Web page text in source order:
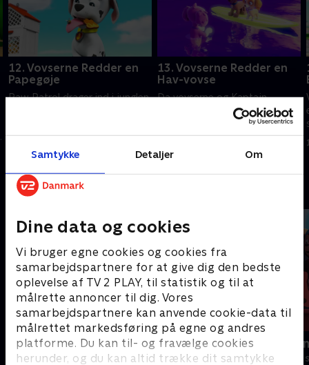
Samtykke Detaljer Om
Dine data og cookies
Vi bruger egne cookies og cookies fra
samarbejdspartnere for at give dig den bedste
oplevelse af TV 2 PLAY, til statistik og til at
målrette annoncer til dig. Vores
samarbejdspartnere kan anvende cookie-data til
målrettet markedsføring på egne og andres
platforme. Du kan til- og fravælge cookies
herunder, og du kan altid trække dit samtykke
12. Vovserne Redder en
Papegøje
Paw Patrol drager ind i junglen
papegøje, Mateo.
1. juli 2021 • 22 min
13. Vovserne Redder en
Hav-vovse
Da vovserne og Kaptajn
Pighvar camperer udenfor
under den magiske hav-måne,
sker der mystiske ting.
1. juli 2021 • 22 min
Andre så også
Gurli Gris
Børneserier • 4 sæsoner
Rasmus
Børneserier • 3